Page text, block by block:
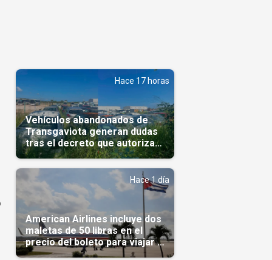
Hace 17 horas
Vehículos abandonados de
Transgaviota generan dudas
tras el decreto que autoriza
su comercialización
Hace 1 día
American Airlines incluye dos
maletas de 50 libras en el
precio del boleto para viajar a
Cuba en agosto